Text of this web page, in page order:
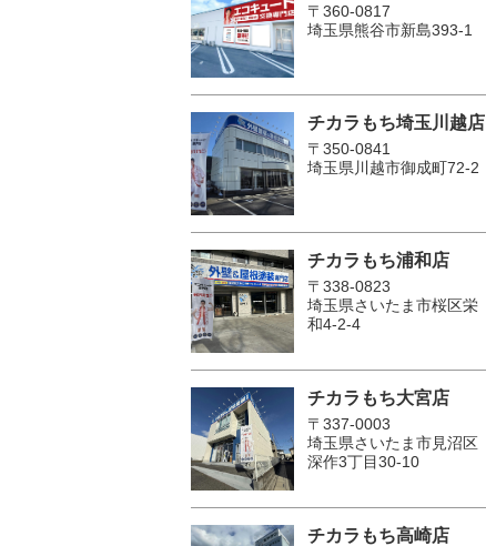
〒360-0817
埼玉県熊谷市新島393-1
チカラもち埼玉川越店
〒350-0841
埼玉県川越市御成町72-2
チカラもち浦和店
〒338-0823
埼玉県さいたま市桜区栄
和4-2-4
チカラもち大宮店
〒337-0003
埼玉県さいたま市見沼区
深作3丁目30-10
チカラもち高崎店